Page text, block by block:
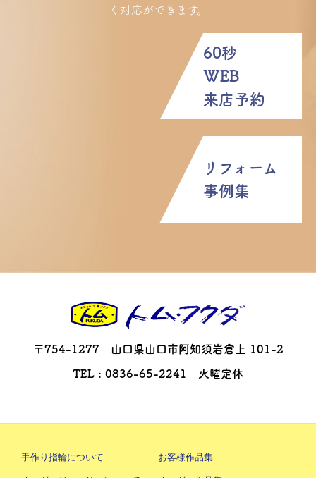
く対応ができます。
60秒
WEB
来店予約
リフォーム
事例集
〒754-1277 山口県山口市阿知須岩倉上 101-2
TEL : 0836-65-2241 火曜定休
手作り指輪について
お客様作品集